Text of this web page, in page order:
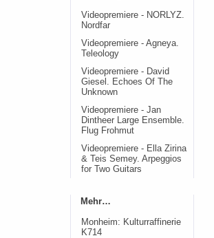
Videopremiere - NORLYZ.
Nordfar
Videopremiere - Agneya.
Teleology
Videopremiere - David
Giesel. Echoes Of The
Unknown
Videopremiere - Jan
Dintheer Large Ensemble.
Flug Frohmut
Videopremiere - Ella Zirina
& Teis Semey. Arpeggios
for Two Guitars
Mehr…
Monheim: Kulturraffinerie
K714